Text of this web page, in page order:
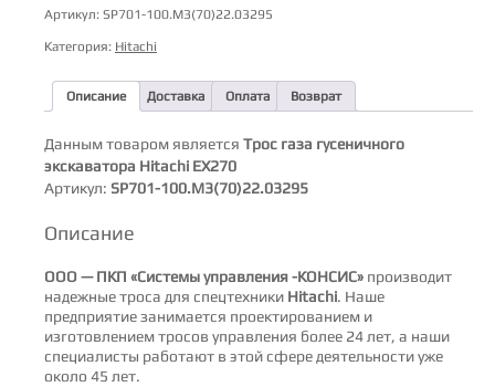
гусеничного
экскаватора
Hitachi
EX270
Артикул: SP701-100.M3(70)22.03295
Категория: Hitachi
Описание Доставка Оплата Возврат
Данным товаром является Трос газа гусеничного
экскаватора Hitachi EX270
Артикул: SP701-100.M3(70)22.03295
Описание
ООО — ПКП «Системы управления -КОНСИС» производит
надежные троса для спецтехники Hitachi. Наше
предприятие занимается проектированием и
изготовлением тросов управления более 24 лет, а наши
специалисты работают в этой сфере деятельности уже
около 45 лет.